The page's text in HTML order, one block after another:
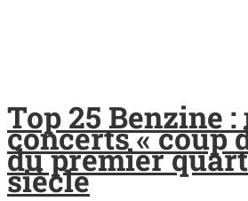
Top 25 Benzine :
concerts « coup
du premier
siècle